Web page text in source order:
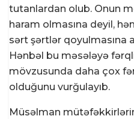
tutanlardan olub. Onun
haram olmasına deyil,
sərt şərtlər qoyulmasına
Hənbəl bu məsələyə
mövzusunda daha çox
olduğunu vurğulayıb.
Müsəlman